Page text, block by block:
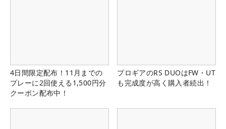
4日間限定配布！11月までの
プレーに2回使える1,500円分
クーポン配布中！
プロギアのRS DUOはFW・UT
も完成度が高く購入者続出！